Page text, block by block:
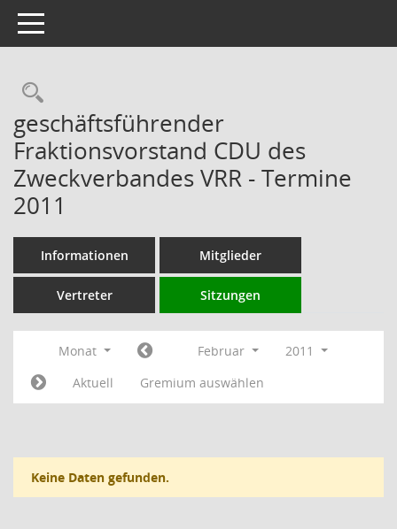
Toggle navigation
Rechercheauswahl
geschäftsführender
Fraktionsvorstand CDU des
Zweckverbandes VRR - Termine
2011
Informationen Mitglieder
Vertreter Sitzungen
Monat Februar
2011
Aktuell
Gremium auswählen
Keine Daten gefunden.